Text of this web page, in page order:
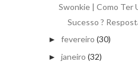
Swonkie | Como Ter
Sucesso ?
► fevereiro (30)
► janeiro (32)